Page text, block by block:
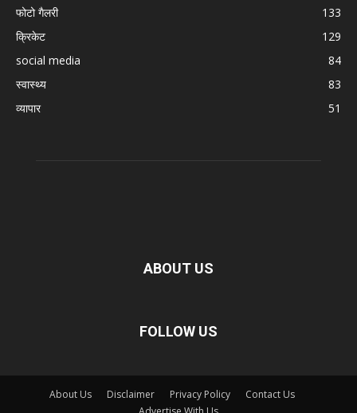
फोटो गैलरी
133
क्रिकेट
129
social media
84
स्वास्थ्य
83
व्यापार
51
ABOUT US
FOLLOW US
About Us Disclaimer Privacy Policy
Contact Us